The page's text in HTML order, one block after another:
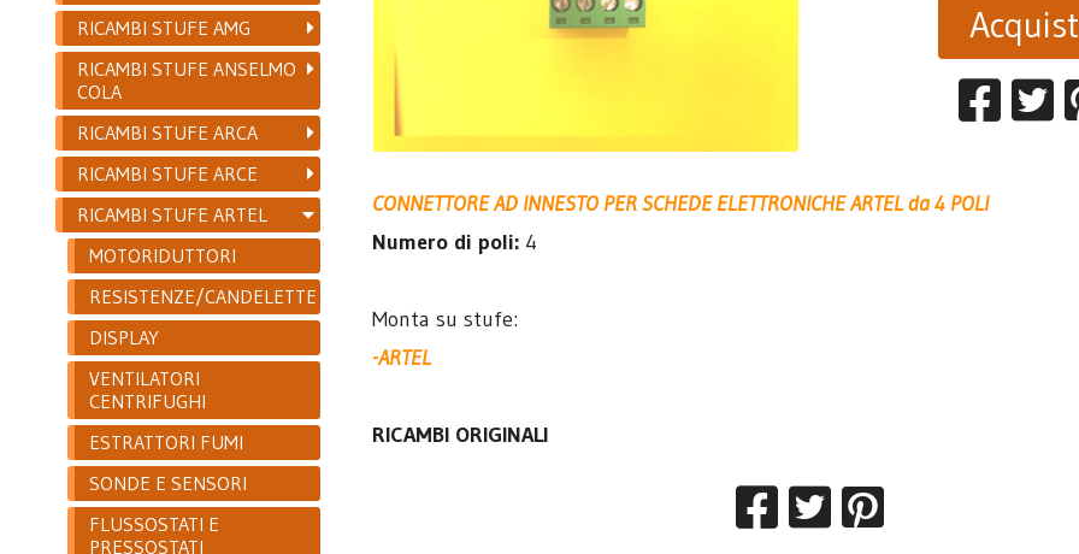
CONNETTORE AD INNESTO PER SCHEDE ELETTRONICHE ARTEL da 4 POLI
Numero di poli: 4
Monta su stufe:
-ARTEL
RICAMBI ORIGINALI
RICAMBI STUFE AMG
RICAMBI STUFE ANSELMO
COLA
RICAMBI STUFE ARCA
RICAMBI STUFE ARCE
RICAMBI STUFE ARTEL
MOTORIDUTTORI
RESISTENZE/CANDELETTE
DISPLAY
VENTILATORI
CENTRIFUGHI
ESTRATTORI FUMI
SONDE E SENSORI
FLUSSOSTATI E
PRESSOSTATI